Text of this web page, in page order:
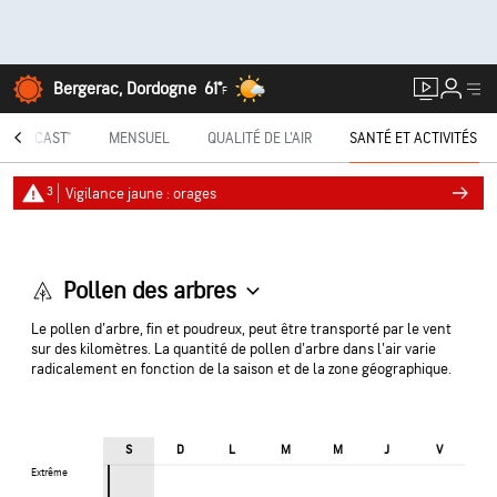
Bergerac, Dordogne 61°F
MENSUEL QUALITÉ DE L'AIR SANTÉ ET ACTIVITÉS
3 Vigilance jaune : orages
Pollen des arbres
Le pollen d'arbre, fin et poudreux, peut être transporté par le vent
sur des kilomètres. La quantité de pollen d'arbre dans l'air varie
radicalement en fonction de la saison et de la zone géographique.
Extrême
S D L M M J V
Extrême